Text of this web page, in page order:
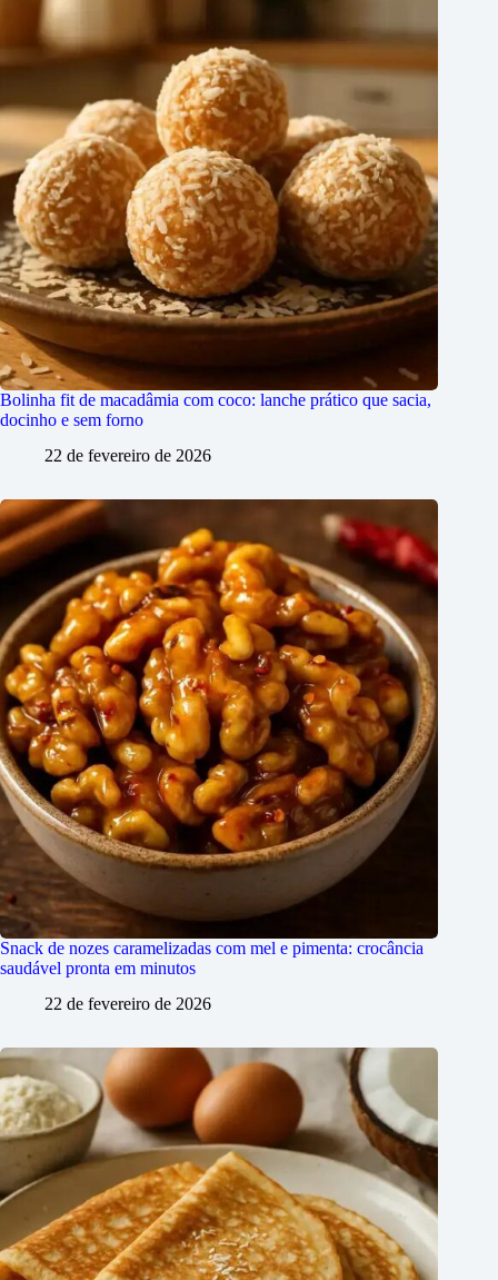
Bolinha fit de macadâmia com coco: lanche prático que sacia,
docinho e sem forno
22 de fevereiro de 2026
Snack de nozes caramelizadas com mel e pimenta: crocância
saudável pronta em minutos
22 de fevereiro de 2026